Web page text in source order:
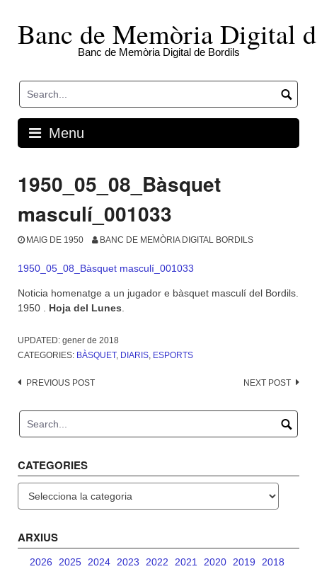
contentBanc de Memòria Digital
Banc de Memòria Digital de Bordils
Menu
1950_05_08_Bàsquet
masculí_001033
MAIG DE 1950 BANC DE MEMÒRIA DIGITAL BORDILS
1950_05_08_Bàsquet masculí_001033
Noticia homenatge a un jugador e bàsquet masculí del Bordils.
1950 . Hoja del Lunes.
UPDATED: gener de 2018
CATEGORIES: BÀSQUET, DIARIS, ESPORTS
Post
PREVIOUS POST NEXT POST
CATEGORIES
ARXIUS
2026 2025 2024 2023 2022 2021 2020 2019
2018